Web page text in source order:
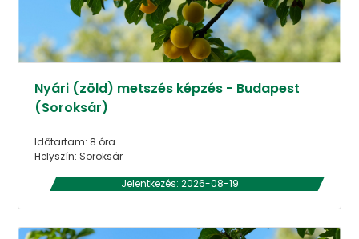
Nyári (zöld) metszés képzés - Budapest
(Soroksár)
Időtartam: 8 óra
Helyszín: Soroksár
Jelentkezés: 2026-08-19